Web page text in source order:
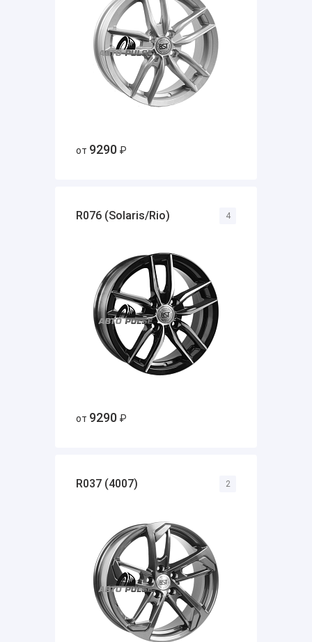
от 9290 ₽
R076 (Solaris/Rio)
от 9290 ₽
4
R037 (4007) 2